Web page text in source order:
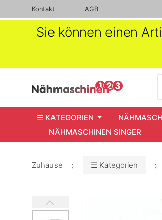
Kontakt AGB
Sie können einen
☰ KATEGORIEN
NÄHMASCHINEN SINGER
Zuhause ☰ Kategorien